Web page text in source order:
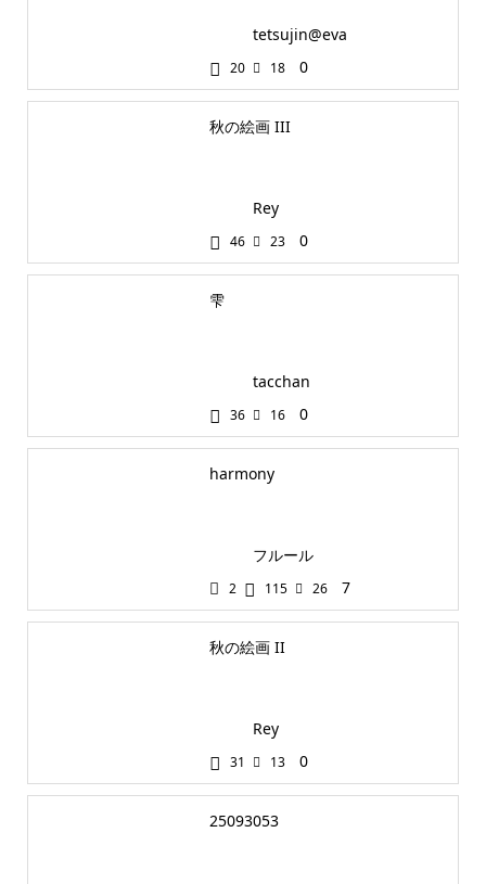
tetsujin@eva
20 18 0
秋の絵画 III
Rey
46 23 0
雫
tacchan
36 16 0
harmony
フルール
2 115 26 7
秋の絵画 II
Rey
31 13 0
25093053